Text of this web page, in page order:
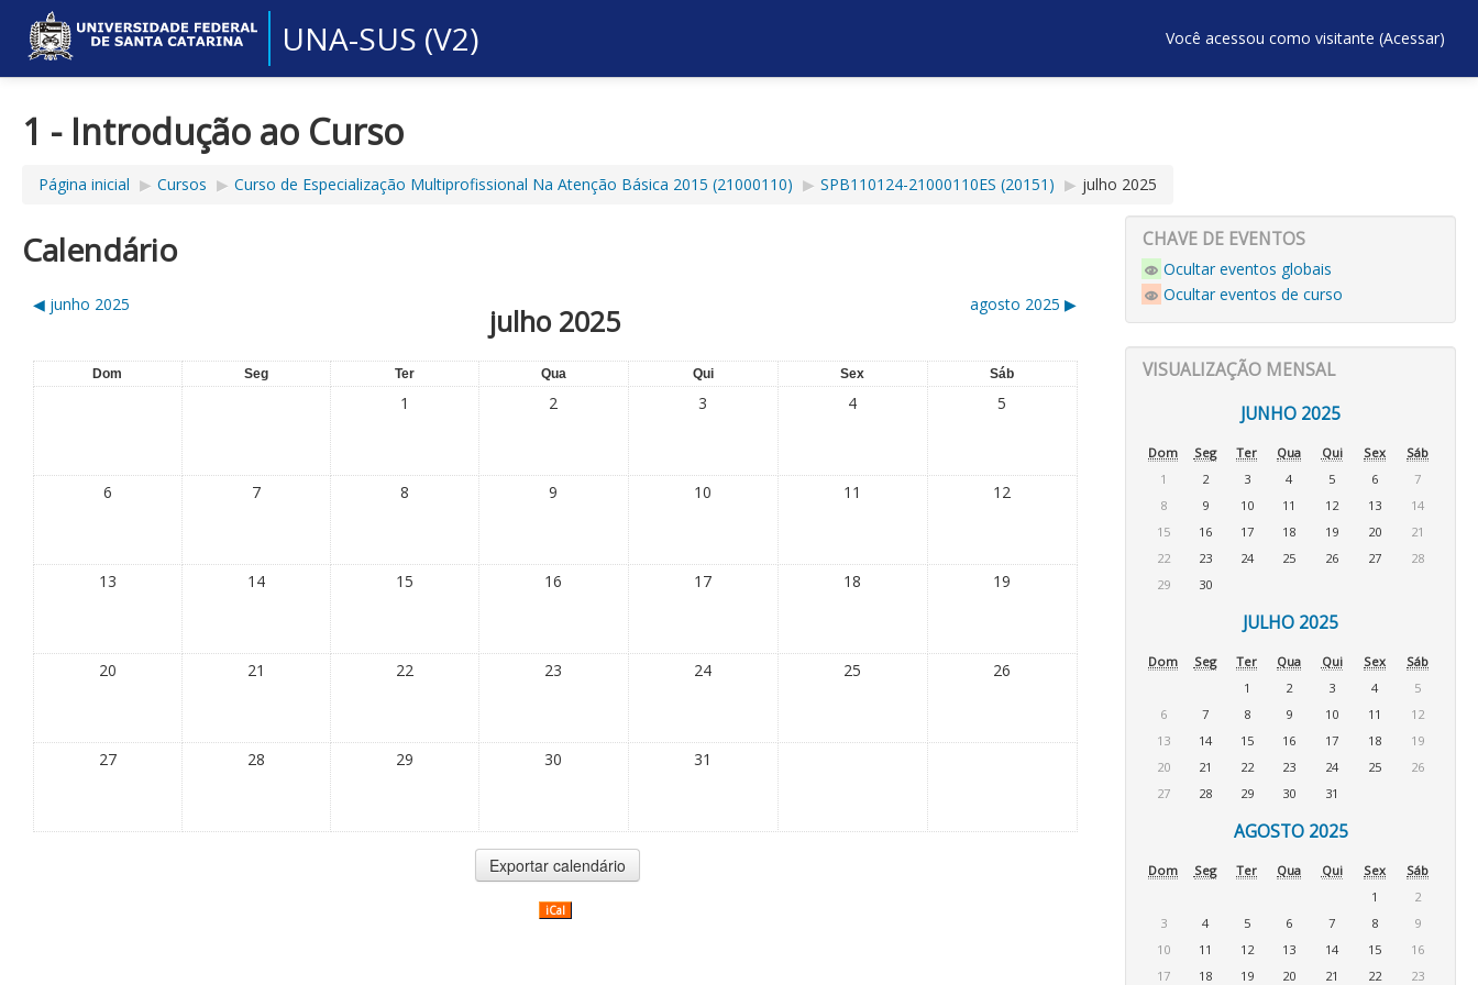
UNA-SUS (V2) Você acessou como visitante (Acessar)
1 - Introdução ao Curso
Página inicial ▶︎ Cursos ▶︎ Curso de Especialização Multiprofissional Na Atenção Básica 2015 (21000110) ▶︎ SPB110124-21000110ES (20151) ▶︎ julho 2025
Calendário
◀︎ junho 2025 julho 2025 agosto 2025 ▶︎
Dom Seg Ter Qua Qui Sex Sáb
1 2 3 4 5
6 7 8 9 10 11 12
13 14 15 16 17 18 19
20 21 22 23 24 25 26
27 28 29 30 31
iCal
CHAVE DE EVENTOS
Ocultar eventos globais
Ocultar eventos de curso
VISUALIZAÇÃO MENSAL
JUNHO 2025
Dom Seg Ter Qua Qui Sex
Sáb
1
2 3 4 5 6
7
8
9 10 11 12 13
14
15
16 17 18 19 20
21
22
23 24 25 26 27
28
29
30
JULHO 2025
Dom Seg Ter Qua Qui Sex
Sáb
1
2 3 4
5
6
7 8 9 10 11
12
13
14 15 16 17 18
19
20
21 22 23 24 25
26
27
28 29 30 31
AGOSTO 2025
Dom Seg Ter Qua Qui Sex
Sáb
1
2
3
4 5 6 7 8
9
10
11 12 13 14 15
16
17
18 19 20 21 22 23